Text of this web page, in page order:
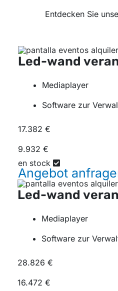
Entdecken Sie
Led-wand
Mediaplayer
Software zur
17.382 €
9.932 €
en stock
Angebot
Led-wand
Mediaplayer
Software zur
28.826 €
16.472 €